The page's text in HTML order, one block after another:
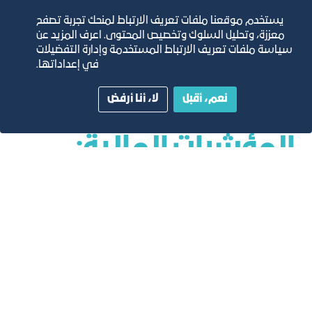
المؤشرات المالية:
يستخدم موقعنا ملفات تعريف الارتباط لمنحك تجربة تصفح
معززة، وتحليل السلوك وتخصيص المحتوى. اعرف المزيد عن
سياسة ملفات تعريف الارتباط المستخدمة وإدارة التفضيلات
في إعداداتها.
نعم، أقبل لا، أنا أرفض